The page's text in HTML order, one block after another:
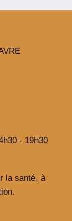
- 19h30
la santé, à